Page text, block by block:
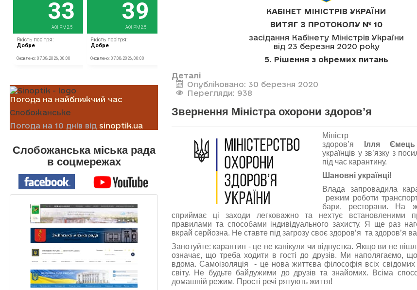
Погода на найближчий час
Слобожанське
Погода на 10 днів від sinoptik.ua
Слобожанська міська рада
в соцмережах
КАБІНЕТ МІНІСТРІВ УКРАЇНИ
ВИТЯГ З ПРОТОКОЛУ № 10
засідання Кабінету Міністрів України
від 23 березня 2020 року
5. Рішення з окремих питань
Деталі
Опубліковано: 30 березня 2020
Перегляди: 938
Звернення Міністра охорони здоров’я
Міністр
здоров’я
Ілля Ємець
українців у зв’язку з
під час карантину.
Шановні українці!
Влада запровадила
режим роботи
бари, ресторани. На
сприймає ці заходи легковажно та нехтує встановленими
правилами та способами індивідуального захисту. Я ще раз
вкрай серйозна. Не ставте під загрозу своє здоров’я та здоров’я
Занотуйте: карантин - це не канікули чи відпустка. Якщо ви не
означає, що треба ходити в гості до друзів. Ми наполягаємо,
вдома. Самоізоляція - це нова життєва філософія всіх
світу. Не будьте байдужими до друзів та знайомих. Всіма
домашній режим. Прості речі рятують життя!